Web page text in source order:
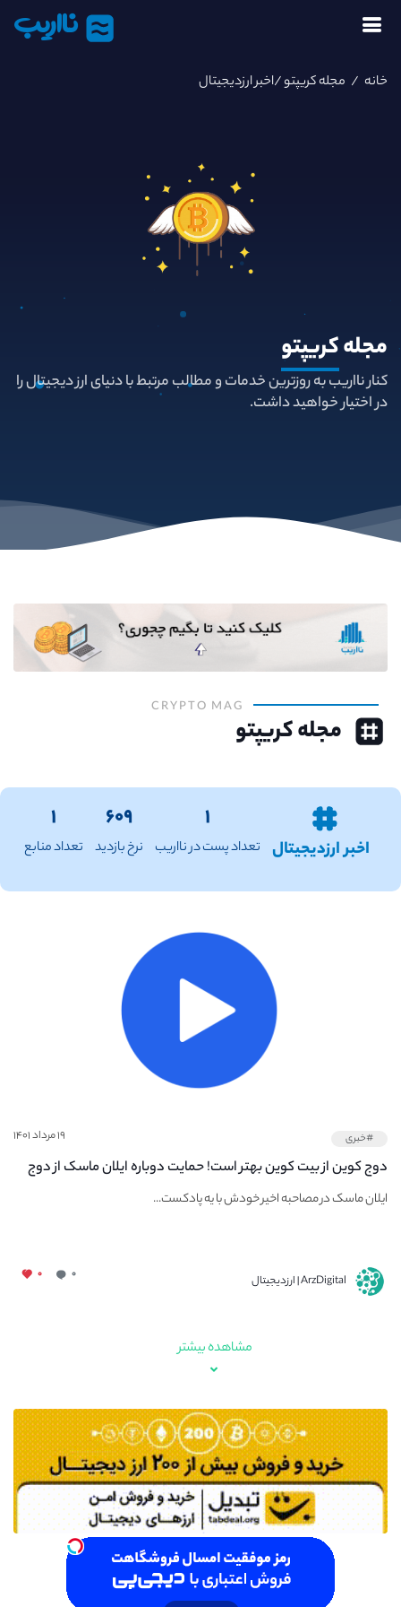
نااریب
خانه / مجله کریپتو/اخبر ارزدیجیتال
مجلهکریپتو
کنار نااریب به روزترین خدمات و مطالب مرتبط با دنیای ارز دیجیتال را
در اختیار خواهید داشت.
CRYPTO MAG
مجله کریپتو
اخبر ارزدیجیتال
۱
تعداد پست در نااریب
۶۰۹
نرخ بازدید
۱
تعداد منابع
#خبری ۱۹ مرداد ۱۴۰۱
دوج کوین از بیت کوین بهتر است! حمایت دوباره ایلان ماسک از دوج
کوین
ایلان ماسک در مصاحبه اخیر خودش با یه پادکست...
ArzDigital | ارزدیجیتال ۰ ۰
مشاهده بیشتر